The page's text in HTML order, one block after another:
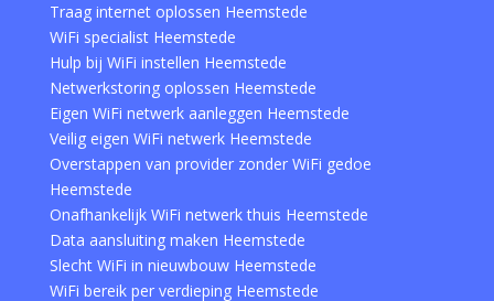
Traag internet oplossen Heemstede
WiFi specialist Heemstede
Hulp bij WiFi instellen Heemstede
Netwerkstoring oplossen Heemstede
Eigen WiFi netwerk aanleggen Heemstede
Veilig eigen WiFi netwerk Heemstede
Overstappen van provider zonder WiFi gedoe
Heemstede
Onafhankelijk WiFi netwerk thuis Heemstede
Data aansluiting maken Heemstede
Slecht WiFi in nieuwbouw Heemstede
WiFi bereik per verdieping Heemstede